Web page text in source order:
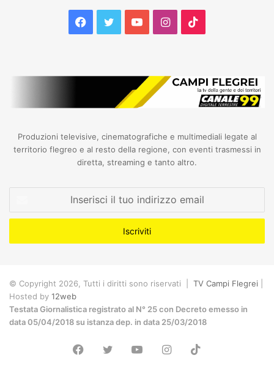
Facebook
TwitterYouTubeInstagram
Produzioni televisive, cinematografiche e multimediali legate al
territorio flegreo e al resto della regione, con eventi trasmessi in
diretta, streaming e tanto altro.
tuo
email
© Copyright 2026, Tutti i diritti sono riservati | TV Campi Flegrei
Hosted by 12web
Testata Giornalistica registrato al N° 25 con Decreto emesso in
data 05/04/2018 su istanza dep. in data 25/03/2018
Facebook
TwitterYouTubeInstagram